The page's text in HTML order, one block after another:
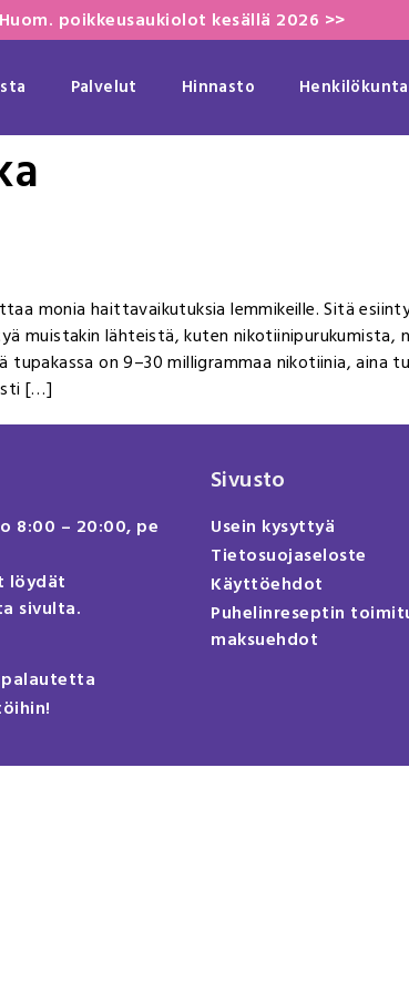
Huom. poikkeusaukiolot kesällä 2026 >>
Palvelut Hinnasto Henkilökunta
monia haittavaikutuksia lemmikeille. Sitä
muistakin lähteistä, kuten
on 9–30 milligrammaa nikotiinia,
[…]
8:00 – 20:00, pe
löydät
sivulta.
Sivusto
Usein kysyttyä
Tietosuojaseloste
Käyttöehdot
Puhelinreseptin
maksuehdot